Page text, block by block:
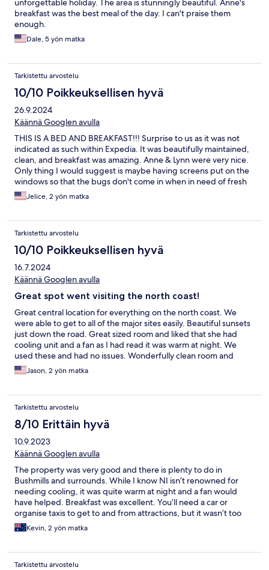
unforgettable holiday. The area is stunningly beautiful. Anne's
breakfast was the best meal of the day. I can't praise them
enough.
Dale, 5 yön matka
Tarkistettu arvostelu
10/10 Poikkeuksellisen hyvä
26.9.2024
Käännä Googlen avulla
THIS IS A BED AND BREAKFAST!!! Surprise to us as it was not
indicated as such within Expedia. It was beautifully maintained,
clean, and breakfast was amazing. Anne & Lynn were very nice.
Only thing I would suggest is maybe having screens put on the
windows so that the bugs don't come in when in need of fresh
air.Jelice, 2 yön matka
Tarkistettu arvostelu
10/10 Poikkeuksellisen hyvä
16.7.2024
Käännä Googlen avulla
Great spot went visiting the north coast!
Great central location for everything on the north coast. We
were able to get to all of the major sites easily. Beautiful sunsets
just down the road. Great sized room and liked that she had
cooling unit and a fan as I had read it was warm at night. We
used these and had no issues. Wonderfully clean room and
great breakfast. Wonderful hosts! Highly recommend!!
Jason, 2 yön matka
Tarkistettu arvostelu
8/10 Erittäin hyvä
10.9.2023
Käännä Googlen avulla
The property was very good and there is plenty to do in
Bushmills and surrounds. While I know NI isn’t renowned for
needing cooling, it was quite warm at night and a fan would
have helped. Breakfast was excellent. You’ll need a car or
organise taxis to get to and from attractions, but it wasn’t too
difficult. Don’t let your GPS take you along Toberkeagh Rd. If it
does, drive past and reroute.
Kevin, 2 yön matka
Tarkistettu arvostelu